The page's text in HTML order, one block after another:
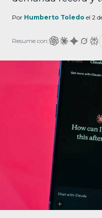
Por Humberto Toledo el 2
Resume con: